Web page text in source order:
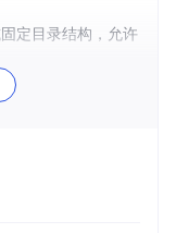
定目录结构，允许
文件夹的设置，包
、HackerRank